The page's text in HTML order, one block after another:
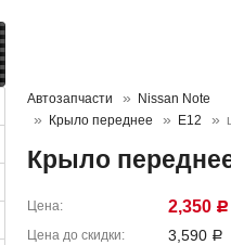
Автозапчасти
Nissan Note
Крыло переднее
E12
Крыло
Цена 2,350 Р
Цена до скидки 3,590 Р